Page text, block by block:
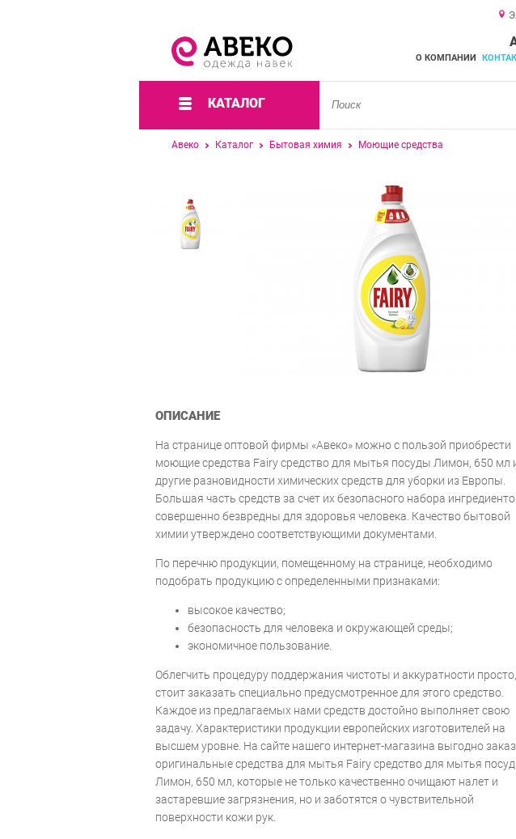
О КОМПАНИИ
КАТАЛОГ
Авеко Каталог Бытовая химия Моющие средства
ОПИСАНИЕ
На странице оптовой фирмы «Авеко» можно с пользой приобрести
моющие средства Fairy средство для мытья посуды Лимон, 650 мл
другие разновидности химических средств для уборки из Европы.
Большая часть средств за счет их безопасного набора
совершенно безвредны для здоровья человека. Качество бытовой
химии утверждено соответствующими документами.
По перечню продукции, помещенному на странице, необходимо
подобрать продукцию с определенными признаками:
высокое качество;
безопасность для человека и окружающей среды;
экономичное пользование.
Облегчить процедуру поддержания чистоты и аккуратности просто,
стоит заказать специально предусмотренное для этого средство.
Каждое из предлагаемых нами средств достойно выполняет свою
задачу. Характеристики продукции европейских изготовителей на
высшем уровне. На сайте нашего интернет-магазина выгодно
оригинальные средства для мытья Fairy средство для мытья
Лимон, 650 мл, которые не только качественно очищают налет и
застаревшие загрязнения, но и заботятся о чувствительной
поверхности кожи рук.